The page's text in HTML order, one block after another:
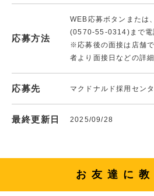
応募方法
WEB応募ボタンまたは
(0570-55-0314)まで電
※応募後の面接は店舗
者より面接日などの詳
応募先 マクドナルド採用セン
最終更新日 2025/09/28
お友達に教